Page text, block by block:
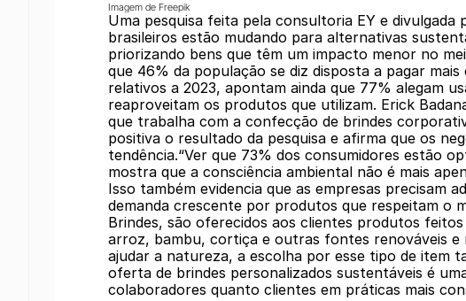
Imagem de Freepik
Uma pesquisa feita pela consultoria EY e
brasileiros estão mudando para alternativas
priorizando bens que têm um impacto menor no
que 46% da população se diz disposta a pagar
relativos a 2023, apontam ainda que 77% alegam
reaproveitam os produtos que utilizam. Erick
que trabalha com a confecção de brindes
positiva o resultado da pesquisa e afirma que os
tendência.“Ver que 73% dos consumidores estão
mostra que a consciência ambiental não é mais
Isso também evidencia que as empresas precisam
demanda crescente por produtos que respeitam o
Brindes, são oferecidos aos clientes produtos
arroz, bambu, cortiça e outras fontes renováveis e
ajudar a natureza, a escolha por esse tipo de item
oferta de brindes personalizados sustentáveis é
colaboradores quanto clientes em práticas mais